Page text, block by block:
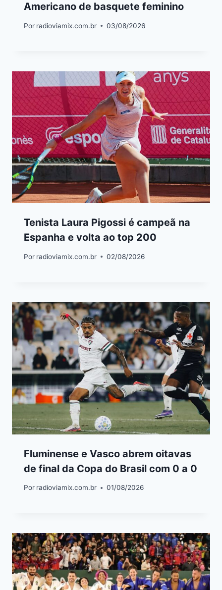
Americano de basquete feminino
Por radioviamix.com.br 03/08/2026
Tenista Laura Pigossi é campeã na
Espanha e volta ao top 200
Por radioviamix.com.br 02/08/2026
Fluminense e Vasco abrem oitavas
de final da Copa do Brasil com 0 a 0
Por radioviamix.com.br 01/08/2026